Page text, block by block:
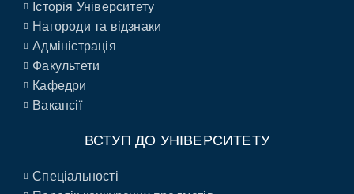
Історія Університету
Нагороди та відзнаки
Адміністрація
Факультети
Кафедри
Вакансії
ВСТУП ДО УНІВЕРСИТЕТУ
Спеціальності